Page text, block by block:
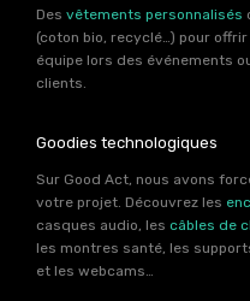
Des vêtements personnalisés
(coton bio, recyclé…) pour
équipe lors des événements
clients.
Goodies technologiques
Sur Good Act, nous avons
votre projet. Découvrez les
casques audio, les câbles de
les montres santé, les
et les webcams…